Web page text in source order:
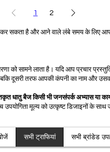
1 2
सकता है और आने वाले लंबे समय के लिए
को सामने लाता है। यदि आप प्रचार
दूसरी तरफ आपकी कंपनी का नाम और
धातु बैज किसी भी जनसंपर्क अभ्यास
मूल्य को उत्कृष्ट डिजाइनों के साथ
सभी ट्राफियां सभी ब्रांडेड